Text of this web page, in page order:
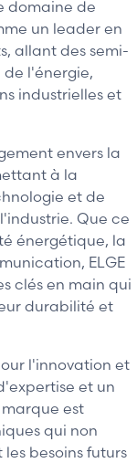
domaine de
un leader en
allant des semi-
l'énergie,
industrielles et
envers la
à la
et de
Que ce
énergétique, la
ELGE
clés en main qui
durabilité et
l'innovation et
et un
est
qui non
besoins futurs